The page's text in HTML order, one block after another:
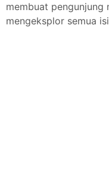
membuat pengunjung
mengeksplor semua